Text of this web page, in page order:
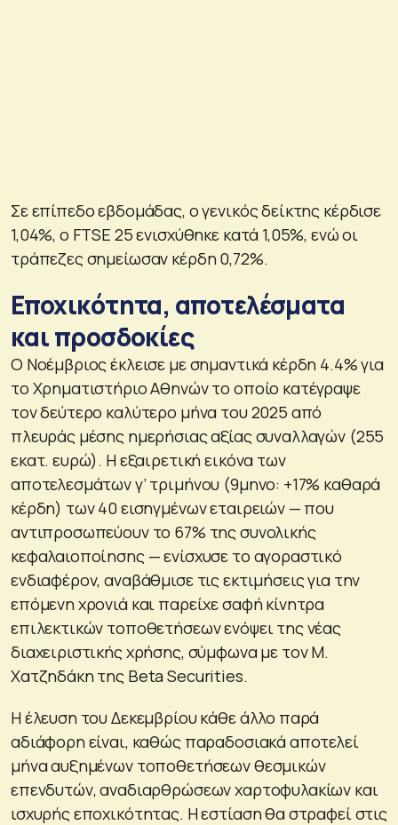
Σε επίπεδο εβδομάδας, ο γενικός δείκτης κέρδισε
1,04%, ο FTSE 25 ενισχύθηκε κατά 1,05%, ενώ οι
τράπεζες σημείωσαν κέρδη 0,72%.
Εποχικότητα, αποτελέσματα
και προσδοκίες
Ο Νοέμβριος έκλεισε με σημαντικά κέρδη 4.4% για
το Χρηματιστήριο Αθηνών το οποίο κατέγραψε
τον δεύτερο καλύτερο μήνα του 2025 από
πλευράς μέσης ημερήσιας αξίας συναλλαγών (255
εκατ. ευρώ). Η εξαιρετική εικόνα των
αποτελεσμάτων γ’ τριμήνου (9μηνο: +17% καθαρά
κέρδη) των 40 εισηγμένων εταιρειών — που
αντιπροσωπεύουν το 67% της συνολικής
κεφαλαιοποίησης — ενίσχυσε το αγοραστικό
ενδιαφέρον, αναβάθμισε τις εκτιμήσεις για την
επόμενη χρονιά και παρείχε σαφή κίνητρα
επιλεκτικών τοποθετήσεων ενόψει της νέας
διαχειριστικής χρήσης, σύμφωνα με τον Μ.
Χατζηδάκη της Beta Securities.
Η έλευση του Δεκεμβρίου κάθε άλλο παρά
αδιάφορη είναι, καθώς παραδοσιακά αποτελεί
μήνα αυξημένων τοποθετήσεων θεσμικών
επενδυτών, αναδιαρθρώσεων χαρτοφυλακίων και
ισχυρής εποχικότητας. Η εστίαση θα στραφεί στις